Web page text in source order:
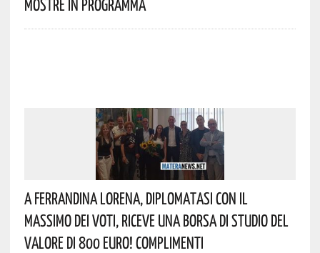
Mostre In Programma
A Ferrandina Lorena, Diplomatasi Con Il
Massimo Dei Voti, Riceve Una Borsa Di Studio Del
Valore Di 800 Euro! Complimenti